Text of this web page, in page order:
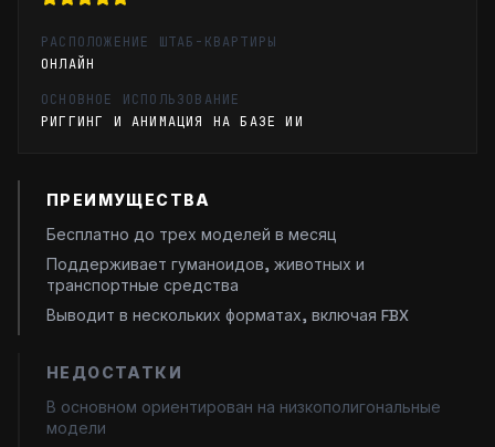
РАСПОЛОЖЕНИЕ ШТАБ-КВАРТИРЫ
ОНЛАЙН
ОСНОВНОЕ ИСПОЛЬЗОВАНИЕ
РИГГИНГ И АНИМАЦИЯ НА БАЗЕ ИИ
ПРЕИМУЩЕСТВА
Бесплатно до трех моделей в месяц
Поддерживает гуманоидов, животных и
транспортные средства
Выводит в нескольких форматах, включая FBX
НЕДОСТАТКИ
В основном ориентирован на низкополигональные
модели